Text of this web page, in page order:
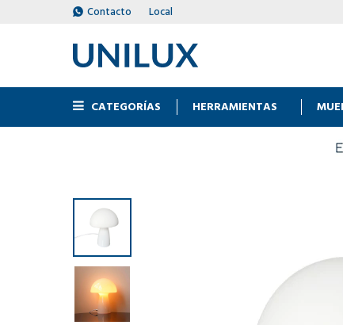
CATEGORÍAS HERRAMIENTAS
Contacto Local